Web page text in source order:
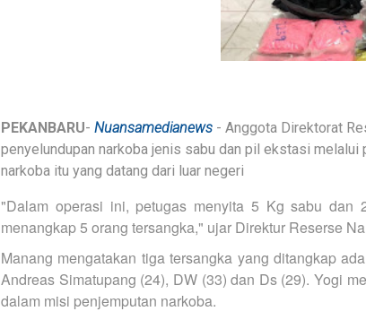
PEKANBARU- Nuansamedianews - Anggota Direktorat
penyelundupan narkoba jenis sabu dan pil ekstasi
narkoba itu yang datang dari luar negeri
"Dalam operasi ini, petugas menyita 5 Kg sabu
menangkap 5 orang tersangka," ujar Direktur Reserse
Manang mengatakan tiga tersangka yang ditangkap
Andreas Simatupang (24), DW (33) dan Ds (29). Yogi
dalam misi penjemputan narkoba.